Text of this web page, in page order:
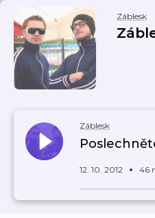
Záblesk
Záblesk
12. 10. 2012 46